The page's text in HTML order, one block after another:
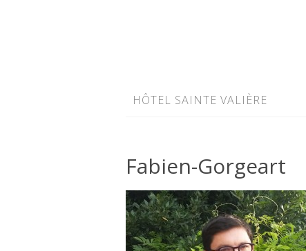
HÔTEL SAINTE VALIÈRE
Fabien-Gorgeart